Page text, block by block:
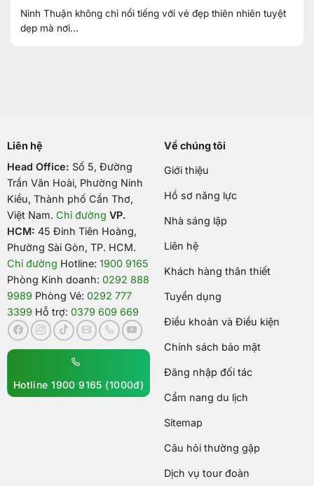
Ninh Thuận không chỉ nổi tiếng với vẻ đẹp thiên nhiên tuyệt
dẹp mà nơi...
Liên hệ
Head Office: Số 5, Đường
Trần Văn Hoài, Phường Ninh
Kiều, Thành phố Cần Thơ,
Việt Nam. Chỉ đường VP.
HCM: 45 Đinh Tiên Hoàng,
Phường Sài Gòn, TP. HCM.
Chỉ đường Hotline: 1900 9165
Phòng Kinh doanh: 0292 888
9989 Phòng Vé: 0292 777
3399 Hỗ trợ: 0379 609 669
Hotline 1900 9165 (1000đ)
Về chúng tôi
Giới thiệu
Hồ sơ năng lực
Nhà sáng lập
Liên hệ
Khách hàng thân thiết
Tuyển dụng
Điều khoản và Điều kiện
Chính sách bảo mật
Đăng nhập đối tác
Cẩm nang du lịch
Sitemap
Câu hỏi thường gặp
Dịch vụ tour đoàn